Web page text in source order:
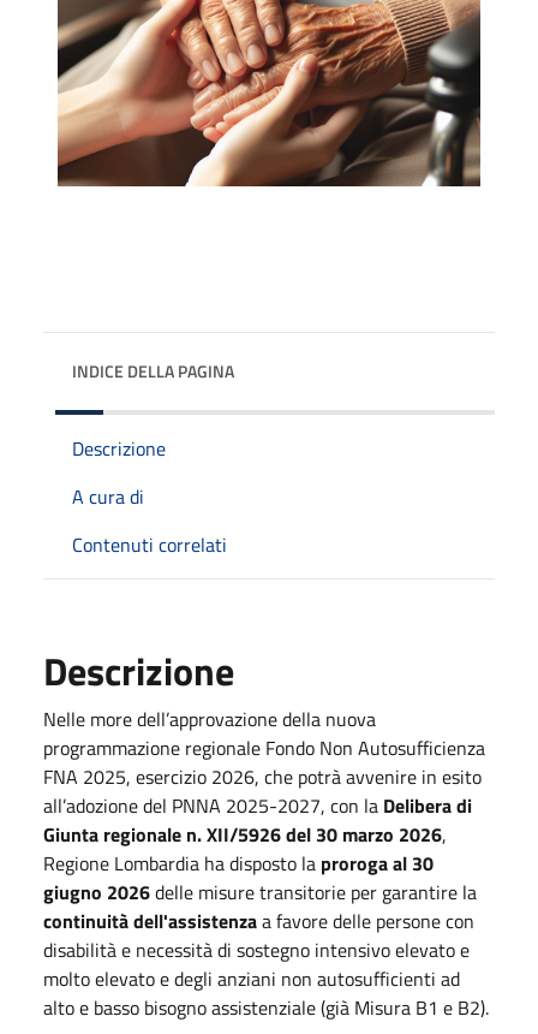
INDICE DELLA PAGINA
Descrizione
A cura di
Contenuti correlati
Descrizione
Nelle more dell’approvazione della nuova
programmazione regionale Fondo Non Autosufficienza
FNA 2025, esercizio 2026, che potrà avvenire in esito
all’adozione del PNNA 2025-2027, con la Delibera di
Giunta regionale n. XII/5926 del 30 marzo 2026,
Regione Lombardia ha disposto la proroga al 30
giugno 2026delle misure transitorie per garantire la
continuità dell'assistenzaa favore delle persone con
disabilità e necessità di sostegno intensivo elevato e
molto elevato e degli anziani non autosufficienti ad
alto e basso bisogno assistenziale (già Misura B1 e B2).